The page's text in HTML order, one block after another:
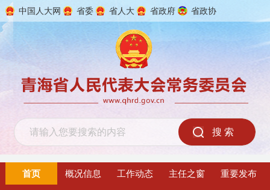
中国人大网 省委 省人大 省政府 省政协
首页 概况信息 工作动态 主任之窗 重要发布